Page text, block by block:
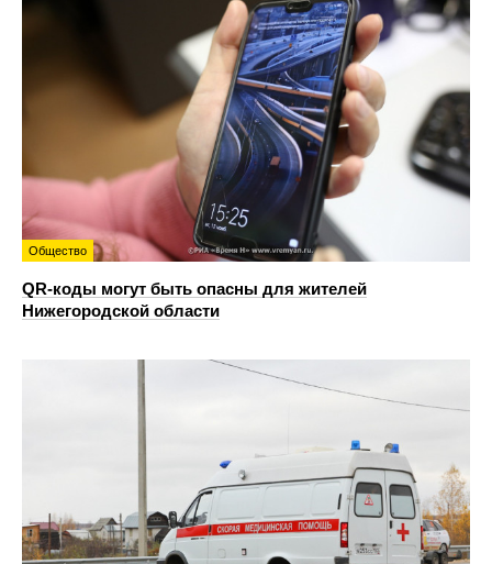
Общество
QR-коды могут быть опасны для жителей
Нижегородской области